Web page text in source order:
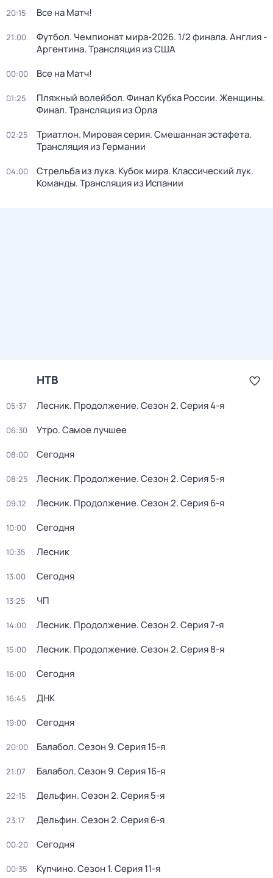
20:15 Все на Матч!
21:00
Футбол. Чемпионат мира-2026. 1/2 финала. Англия -
Аргентина. Трансляция из США
00:00 Все на Матч!
01:25
Пляжный волейбол. Финал Кубка России. Женщины.
Финал. Трансляция из Орла
02:25
Триатлон. Мировая серия. Смешанная эстафета.
Трансляция из Германии
04:00
Стрельба из лука. Кубок мира. Классический лук.
Команды. Трансляция из Испании
НТВ
05:37 Лесник. Продолжение. Сезон 2. Серия 4-я
06:30 Утро. Самое лучшее
08:00 Сегодня
08:25 Лесник. Продолжение. Сезон 2. Серия 5-я
09:12 Лесник. Продолжение. Сезон 2. Серия 6-я
10:00 Сегодня
10:35 Лесник
13:00 Сегодня
13:25 ЧП
14:00 Лесник. Продолжение. Сезон 2. Серия 7-я
15:00 Лесник. Продолжение. Сезон 2. Серия 8-я
16:00 Сегодня
16:45 ДНК
19:00 Сегодня
20:00 Балабол. Сезон 9. Серия 15-я
21:07 Балабол. Сезон 9. Серия 16-я
22:15 Дельфин. Сезон 2. Серия 5-я
23:17 Дельфин. Сезон 2. Серия 6-я
00:20 Сегодня
00:35 Купчино. Сезон 1. Серия 11-я